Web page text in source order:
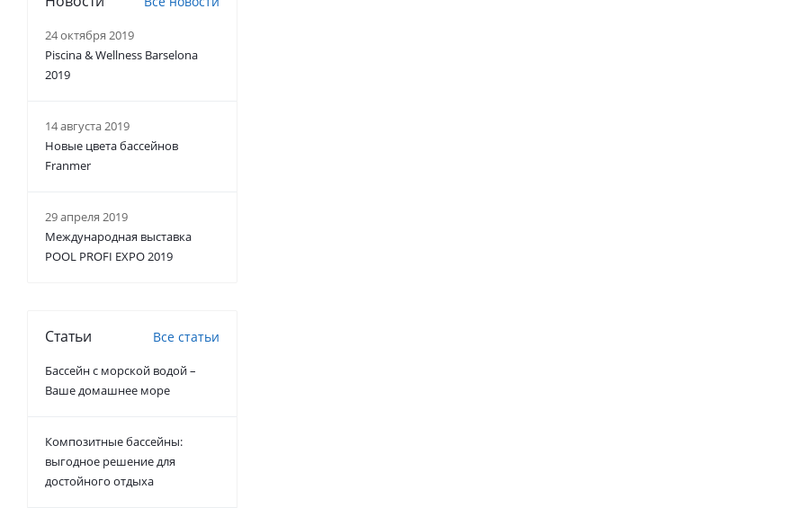
24 октября 2019
Piscina & Wellness Barselona
2019
14 августа 2019
Новые цвета бассейнов
Franmer
29 апреля 2019
Международная выставка
POOL PROFI EXPO 2019
Статьи Все статьи
Бассейн с морской водой –
Ваше домашнее море
Композитные бассейны:
выгодное решение для
достойного отдыха